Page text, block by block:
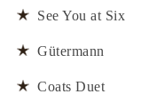
See You at Six
Gütermann
Coats Duet